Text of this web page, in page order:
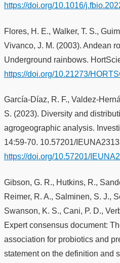
https://doi.org/10.1016/
Flores, H. E., Walker, T. S.,
Vivanco, J. M. (2003). Andean
Underground rainbows.
https://doi.org/10.21273/
García-Díaz, R. F., Valdez-
S. (2023). Diversity and
agrogeographic analysis.
14:59-70. 10.57201/
https://doi.org/10.57201/
Gibson, G. R., Hutkins, R.,
Reimer, R. A., Salminen, S. J.,
Swanson, K. S., Cani, P. D.,
Expert consensus document:
association for probiotics and
statement on the definition and